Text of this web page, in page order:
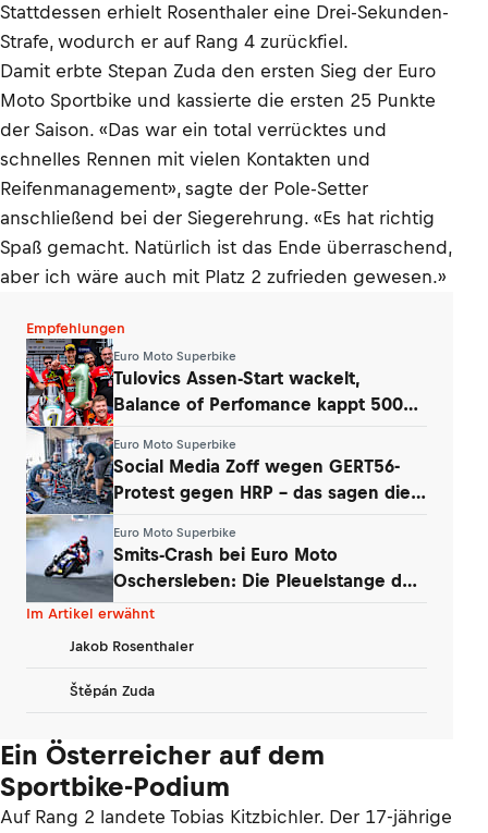
Stattdessen erhielt Rosenthaler eine Drei-Sekunden-
Strafe, wodurch er auf Rang 4 zurückfiel.
Damit erbte Stepan Zuda den ersten Sieg der Euro
Moto Sportbike und kassierte die ersten 25 Punkte
der Saison. «Das war ein total verrücktes und
schnelles Rennen mit vielen Kontakten und
Reifenmanagement», sagte der Pole-Setter
anschließend bei der Siegerehrung. «Es hat richtig
Spaß gemacht. Natürlich ist das Ende überraschend,
aber ich wäre auch mit Platz 2 zufrieden gewesen.»
Empfehlungen
Euro Moto Superbike
Tulovics Assen-Start wackelt,
Balance of Perfomance kappt 500
Euro Moto Superbike
Social Media Zoff wegen GERT56-
Protest gegen HRP – das sagen die
Euro Moto Superbike
Smits-Crash bei Euro Moto
Oschersleben: Die Pleuelstange der
Yamaha war‘s
Im Artikel erwähnt
Jakob Rosenthaler
Štěpán Zuda
Ein Österreicher auf dem
Sportbike-Podium
Auf Rang 2 landete Tobias Kitzbichler. Der 17-jährige